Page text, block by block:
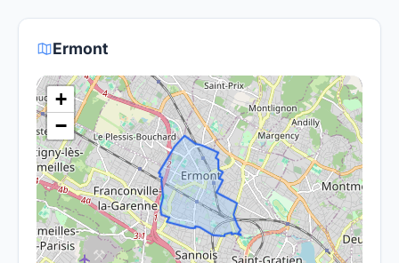
rendre la fibre optique accessible dans toute la
être plus difficiles à couvrir, l'objectif est de
fournir un accès à la fibre à la majorité des foyers
français d'ici 2030.
Ermont
+
−